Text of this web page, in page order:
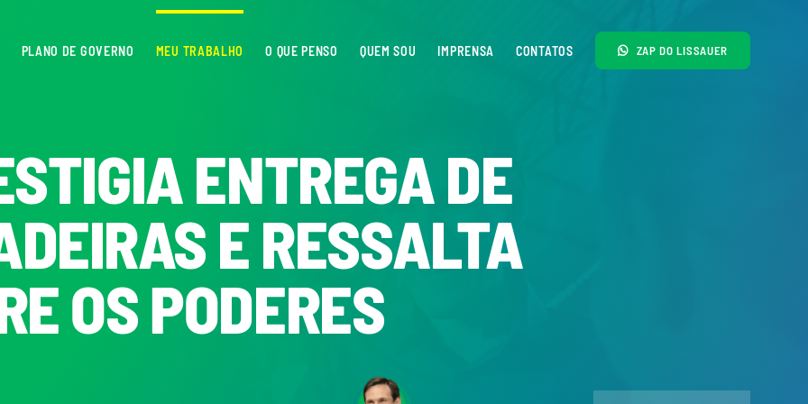
PLANO DE GOVERNO MEU TRABALHO O QUE PENSO QUEM SOU IMPRENSA CONTATOS ZAP DO LISSAUER
ENTREGA DE
E RESSALTA
OS PODERES